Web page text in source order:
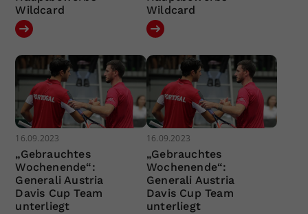
Wildcard
Wildcard
16.09.2023
„Gebrauchtes
Wochenende“:
Generali Austria
Davis Cup Team
unterliegt
16.09.2023
„Gebrauchtes
Wochenende“:
Generali Austria
Davis Cup Team
unterliegt